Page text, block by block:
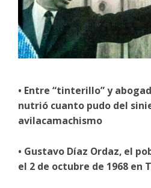
• Entre “tinterillo” y
nutrió cuanto pudo del
avilacamachismo
• Gustavo Díaz Ordaz, el
el 2 de octubre de 1968 en